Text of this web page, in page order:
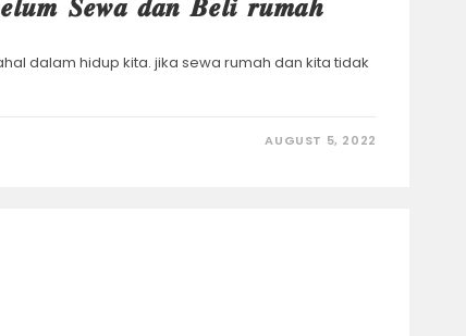
𝑺𝒆𝒘𝒂 𝒅𝒂𝒏 𝑩𝒆𝒍𝒊 𝒓𝒖𝒎𝒂𝒉
dalam hidup kita. jika sewa rumah dan kita tidak
AUGUST 5, 2022